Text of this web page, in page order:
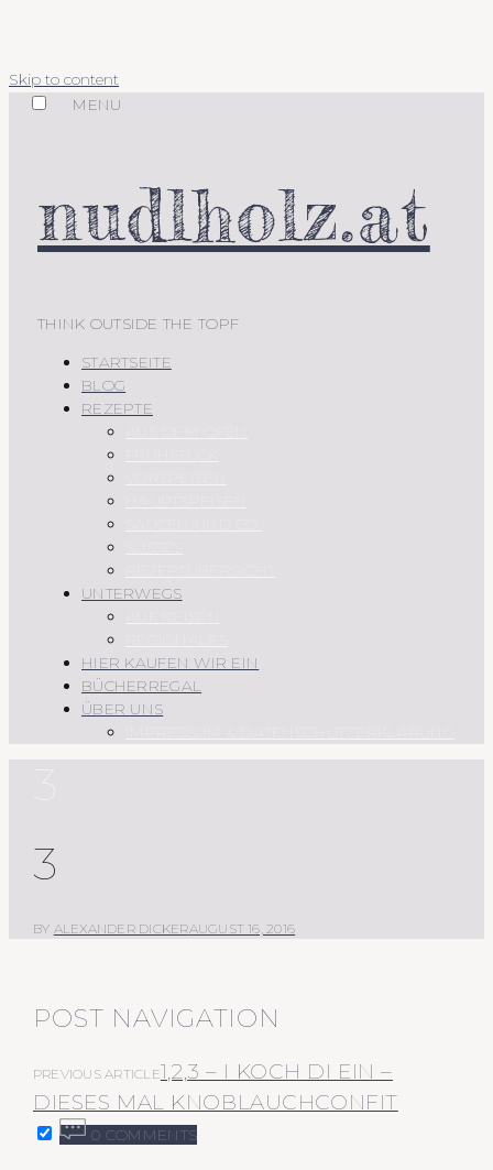
Skip to content
MENU
nudlholz.at
THINK OUTSIDE THE TOPF
STARTSEITE
BLOG
REZEPTE
UNTERWEGS
HIER KAUFEN WIR EIN
BÜCHERREGAL
ÜBER UNS
3
BY ALEXANDER DICKERAUGUST 16, 2016
POST NAVIGATION
PREVIOUS ARTICLE1,2,3 – I KOCH DI EIN –
DIESES MAL KNOBLAUCHCONFIT
0 COMMENTS